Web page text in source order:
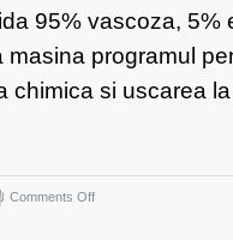
95% vascoza, 5%
programul
chimica si uscarea
Comments Offon